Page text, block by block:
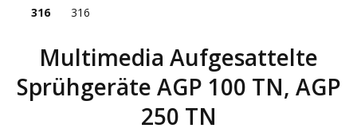
316 316
Multimedia Aufgesattelte
Sprühgeräte AGP 100 TN, AGP
250 TN